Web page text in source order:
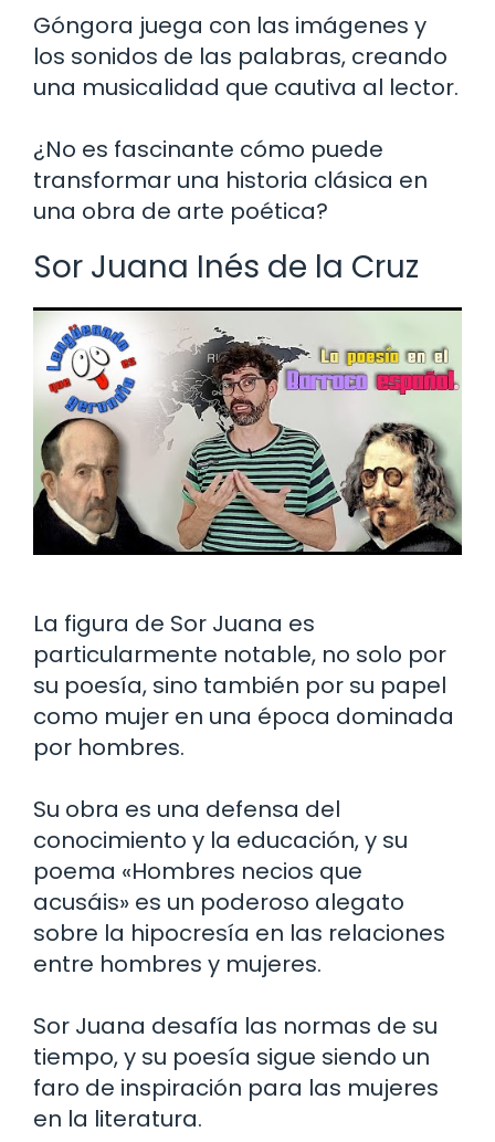
Góngora juega con las imágenes y
los sonidos de las palabras, creando
una musicalidad que cautiva al lector.
¿No es fascinante cómo puede
transformar una historia clásica en
una obra de arte poética?
Sor Juana Inés de la Cruz
La figura de Sor Juana es
particularmente notable, no solo por
su poesía, sino también por su papel
como mujer en una época dominada
por hombres.
Su obra es una defensa del
conocimiento y la educación, y su
poema «Hombres necios que
acusáis» es un poderoso alegato
sobre la hipocresía en las relaciones
entre hombres y mujeres.
Sor Juana desafía las normas de su
tiempo, y su poesía sigue siendo un
faro de inspiración para las mujeres
en la literatura.